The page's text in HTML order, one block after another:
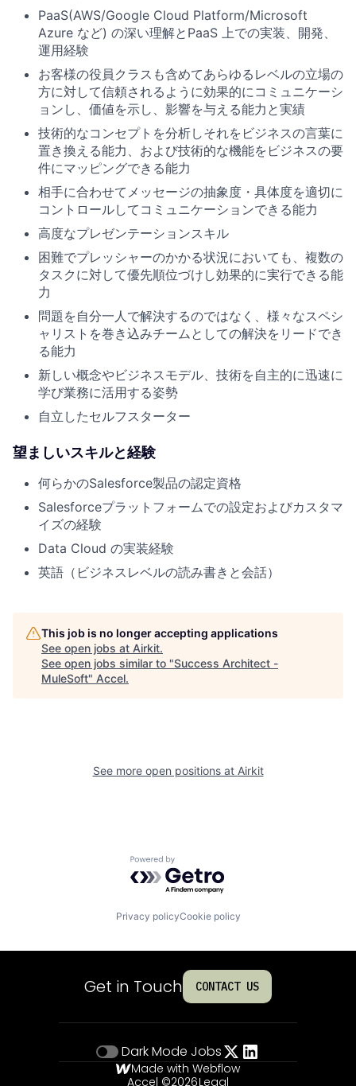
PaaS(AWS/Google Cloud Platform/Microsoft
Azure など) の深い理解とPaaS 上での実装、開発、
運用経験
お客様の役員クラスも含めてあらゆるレベルの立場の
方に対して信頼されるように効果的にコミュニケーシ
ョンし、価値を示し、影響を与える能力と実績
技術的なコンセプトを分析しそれをビジネスの言葉に
置き換える能力、および技術的な機能をビジネスの要
件にマッピングできる能力
相手に合わせてメッセージの抽象度・具体度を適切に
コントロールしてコミュニケーションできる能力
高度なプレゼンテーションスキル
困難でプレッシャーのかかる状況においても、複数の
タスクに対して優先順位づけし効果的に実行できる能
力
問題を自分一人で解決するのではなく、様々なスペシ
ャリストを巻き込みチームとしての解決をリードでき
る能力
新しい概念やビジネスモデル、技術を自主的に迅速に
学び業務に活用する姿勢
自立したセルフスターター
望ましいスキルと経験
何らかのSalesforce製品の認定資格
Salesforceプラットフォームでの設定およびカスタマ
イズの経験
Data Cloud の実装経験
英語（ビジネスレベルの読み書きと会話）
This job is no longer accepting applications
See open jobs at Airkit.
See open jobs similar to "Success Architect -
MuleSoft" Accel.
See more open positions at Airkit
Powered by Getro.com
Privacy policyCookie policy
Get in Touch CONTACT US
Dark Mode Jobs
Made with Webflow
Accel ©2026Legal